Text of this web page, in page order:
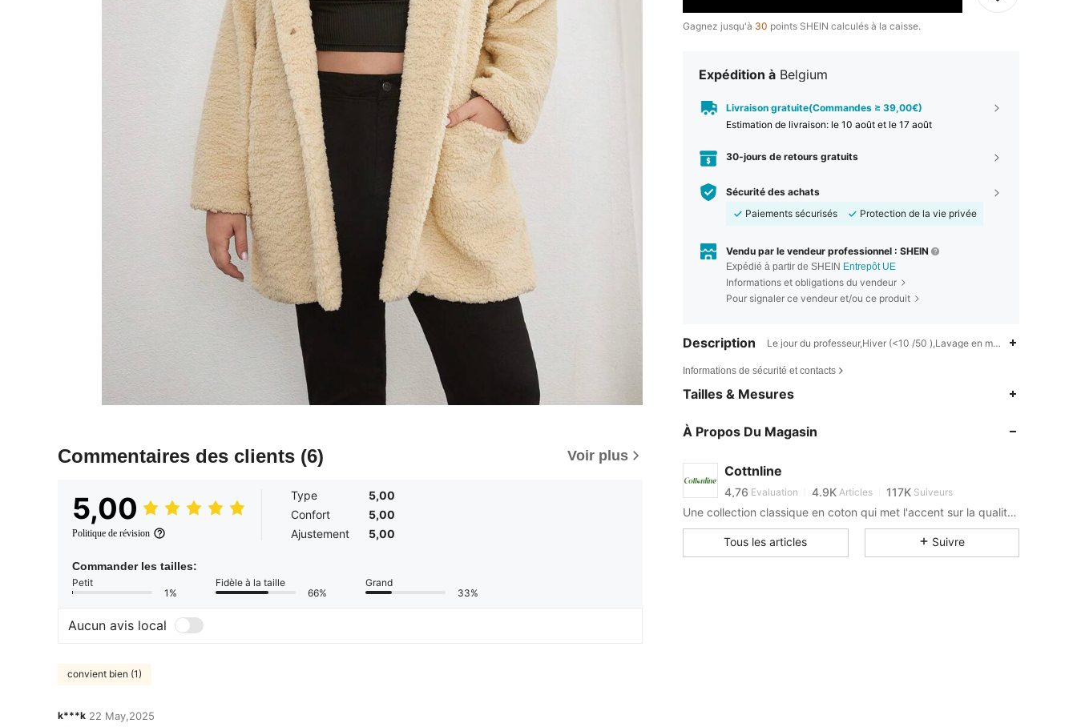
Commentaires des clients (6) Voir plus
5,00
Politique de révision
Type
5,00
Confort
5,00
Ajustement
5,00
Commander les tailles:
Petit
1%
Fidèle à la taille
66%
Grand
33%
Aucun avis local
convient bien (1)
k***k 22 May,2025
Gagnez jusqu'à 30 points SHEIN calculés à la caisse.
Expédition à Belgium
Livraison gratuite(Commandes ≥ 39,00€)
Estimation de livraison: le 10 août et le 17 août
30-jours de retours gratuits
Sécurité des achats
Paiements sécurisés
Protection de la vie privée
Vendu par le vendeur professionnel : SHEIN
Expédié à partir de SHEIN Entrepôt UE
Informations et obligations du vendeur
Pour signaler ce vendeur et/ou ce produit
Description Le jour du professeur,Hiver (<10 /50 ),Lavage en machine, ne pas
Informations de sécurité et contacts
Tailles & Mesures
À Propos Du Magasin
Cottnline
4,76
4,76
4,76 Evaluation 4.9K Articles 117K Suiveurs
4,76 4.9K
117K
4,76
Une collection classique en coton qui met l'accent sur la qualité et le confort.
Tous les articles Suivre